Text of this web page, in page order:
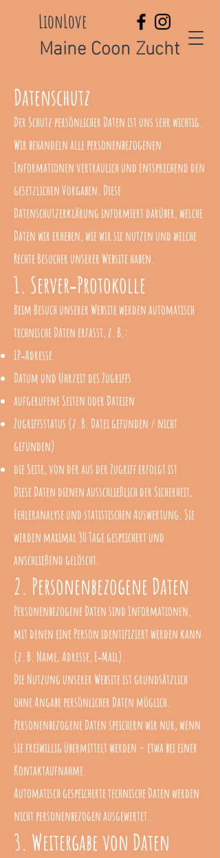
LionLove
Maine Coon Zucht
Datenschutz
Der Schutz persönlicher Daten ist uns sehr wichtig.
Wir behandeln alle personenbezogenen
Informationen vertraulich und entsprechend den
gesetzlichen Vorgaben. Diese
Datenschutzerklärung informiert darüber, welche
Daten wir erheben, wie wir sie nutzen und welche
Rechte Besucher unserer Website haben.
1. Server‑Protokolle
Beim Besuch unserer Website werden automatisch
technische Daten erfasst, z. B.:
IP‑Adresse
Datum und Uhrzeit des Zugriffs
aufgerufene Seiten oder Dateien
Zugriffsstatus (z. B. Datei gefunden / nicht
gefunden)
die Seite, von der aus der Zugriff erfolgt ist
Diese Daten dienen ausschließlich der Sicherheit,
Fehleranalyse und statistischen Auswertung. Sie
werden maximal 30 Tage gespeichert und
anschließend gelöscht.
2. Personenbezogene Daten
Personenbezogene Daten sind Informationen,
mit denen eine Person identifiziert werden kann
(z. B. Name, Adresse, E‑Mail).
Die Nutzung unserer Website ist grundsätzlich
ohne Angabe persönlicher Daten möglich.
Personenbezogene Daten speichern wir nur, wenn
sie freiwillig übermittelt werden – etwa bei einer
Kontaktaufnahme.
Automatisch gespeicherte technische Daten werden
nicht personenbezogen ausgewertet.
3. Weitergabe von Daten